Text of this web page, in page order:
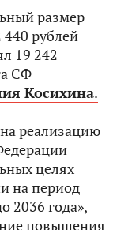
размер
рублей
19 242
СФ
Косихина.
реализацию
целях
на период
2036 года»,
повышения